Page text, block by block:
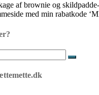
af brownie og
med min rabatkode